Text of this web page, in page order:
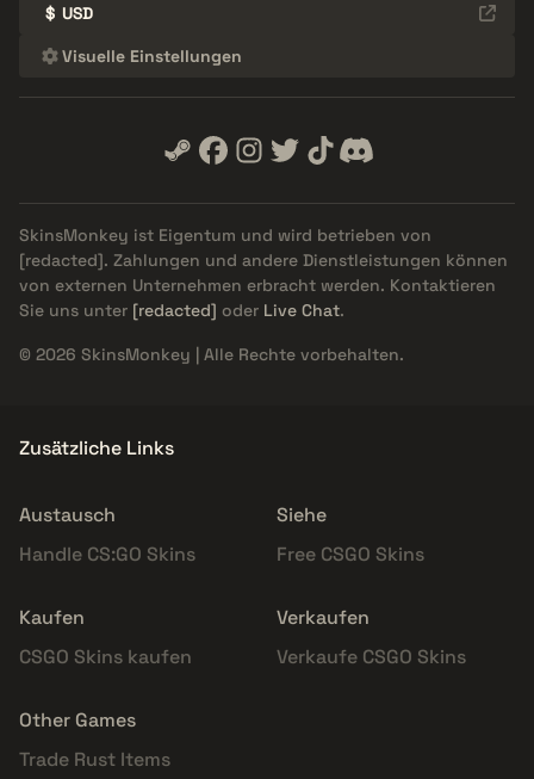
$ USD
Visuelle Einstellungen
SkinsMonkey ist Eigentum und wird betrieben von
[redacted]. Zahlungen und andere Dienstleistungen können
von externen Unternehmen erbracht werden. Kontaktieren
Sie uns unter [redacted] oder Live Chat.
© 2026 SkinsMonkey | Alle Rechte vorbehalten.
Zusätzliche Links
Austausch
Handle CS:GO Skins
Siehe
Free CSGO Skins
Kaufen
CSGO Skins kaufen
Verkaufen
Verkaufe CSGO Skins
Other Games
Trade Rust Items